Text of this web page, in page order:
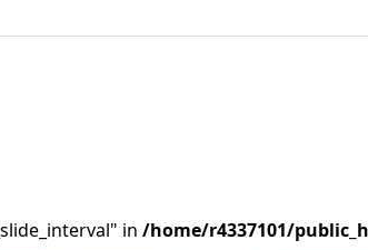
in /home/r4337101/